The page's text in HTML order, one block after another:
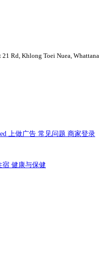
Rd, Khlong Toei Nuea, Whattana
上做广告 常见问题 商家登录
宿 健康与保健